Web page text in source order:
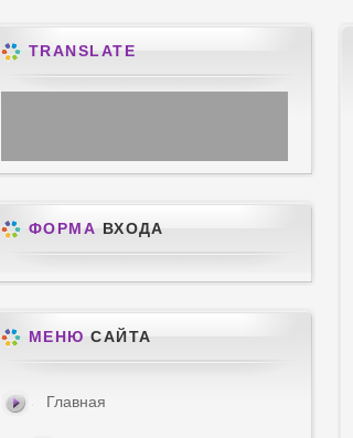
TRANSLATE
ФОРМА ВХОДА
МЕНЮ САЙТА
Главная